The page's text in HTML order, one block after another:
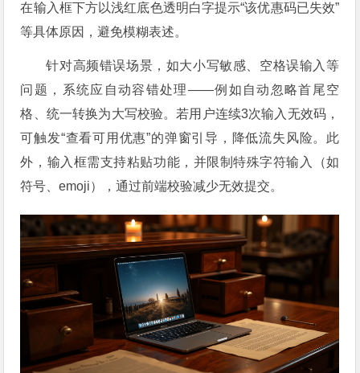
在输入框下方以浅红底色透明白字提示“该优惠码已失效”
等具体原因，避免模糊表述。
针对高频错误场景，如大小写敏感、空格误输入等
问题，系统应自动容错处理——例如自动忽略首尾空
格、统一转换为大写校验。若用户连续3次输入无效码，
可触发“查看可用优惠”的弹窗引导，降低流失风险。此
外，输入框需支持粘贴功能，并限制特殊字符输入（如
符号、emoji），通过前端校验减少无效提交。